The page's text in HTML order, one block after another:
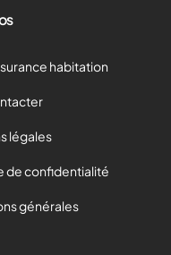
habitation
légales
de confidentialité
générales